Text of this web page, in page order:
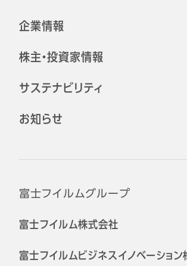
フッターサイトマップ
企業情報
株主・投資家情報
サステナビリティ
お知らせ
富士フイルムグループ
富士フイルム株式会社
富士フイルムビジネスイノベーション